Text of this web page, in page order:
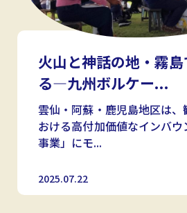
火山と神話の地・霧
る—九州ボルケー...
雲仙・阿蘇・鹿児島地区は
おける高付加価値なインバウ
事業」にモ...
2025.07.22